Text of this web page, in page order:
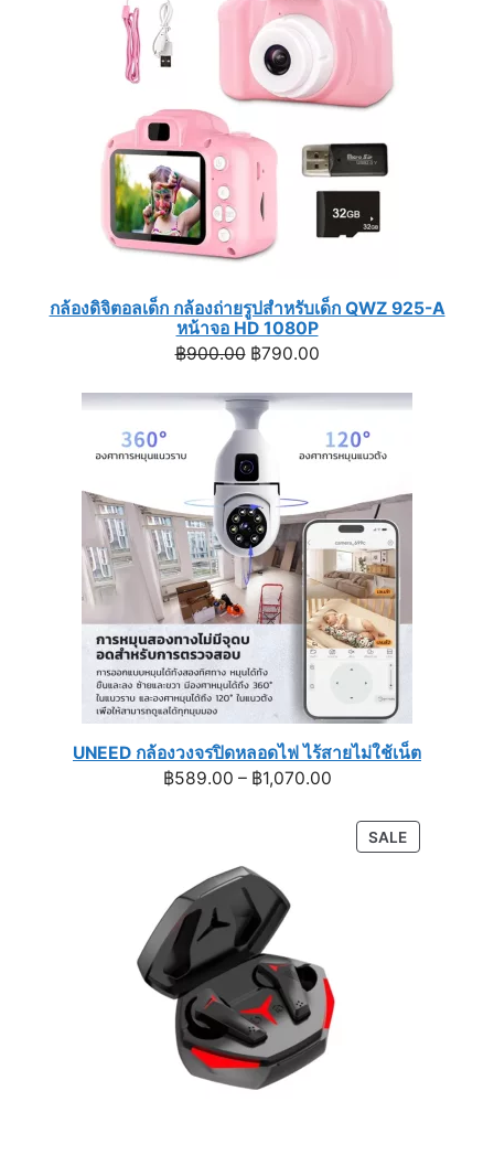
กล้องดิจิตอลเด็ก กล้องถ่ายรูปสำหรับเด็ก QWZ 925-A
หน้าจอ HD 1080P
฿900.00 Original
was:
฿900.00.
฿790.00Current
is:
฿790.00.
UNEED กล้องวงจรปิดหลอดไฟ ไร้สายไม่ใช้เน็ต
฿589.00 – ฿1,070.00Price
฿589.00
through
SALEPRODUCT
ON